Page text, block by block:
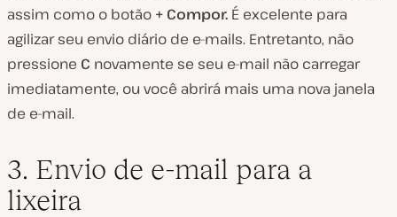
assim como o botão + Compor. É excelente para
agilizar seu envio diário de e-mails. Entretanto, não
pressione C novamente se seu e-mail não carregar
imediatamente, ou você abrirá mais uma nova janela
de e-mail.
3. Envio de e-mail para a
lixeira